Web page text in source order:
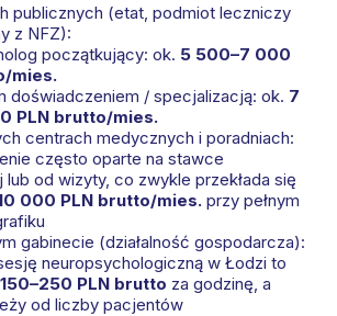
publicznych (etat, podmiot leczniczy
z NFZ):
początkujący: ok. 5 500–7 000
mies.
doświadczeniem / specjalizacją: ok. 7
PLN brutto/mies.
centrach medycznych i poradniach:
często oparte na stawce
od wizyty, co zwykle przekłada się
000 PLN brutto/mies. przy pełnym
gabinecie (działalność gospodarcza):
neuropsychologiczną w Łodzi to
150–250 PLN brutto za godzinę, a
od liczby pacjentów